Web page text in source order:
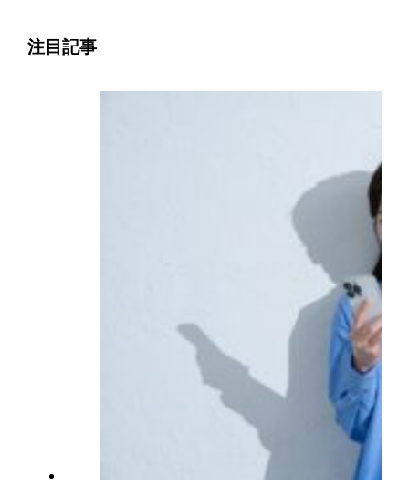
注目記事